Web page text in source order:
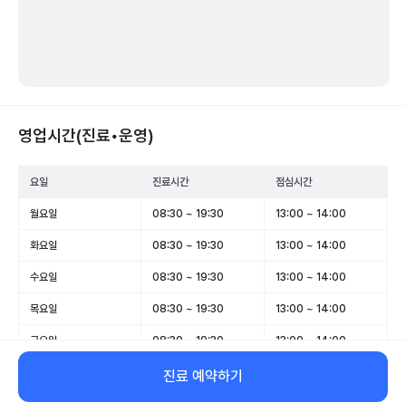
영업시간(진료•운영)
요일 진료시간 점심시간
월요일 08:30 ~ 19:30 13:00 ~ 14:00
화요일 08:30 ~ 19:30 13:00 ~ 14:00
수요일 08:30 ~ 19:30 13:00 ~ 14:00
목요일 08:30 ~ 19:30 13:00 ~ 14:00
금요일 08:30 ~ 19:30 13:00 ~ 14:00
08:30 ~ 14:00
일요일 휴무 -
진료 예약하기